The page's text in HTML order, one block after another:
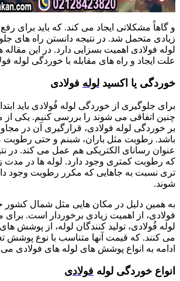
و گاهاً مشکلاتی ایجاد می کند. که باید برای
زیادی متحمل شد. در نتیجه دانستن راه های
لوله فولادی اهمیت بسزایی دارد. در این مقاله
علت ایجاد و راه های مقابله با خوردگی لوله
خوردگی یا اکسید لوله فولادی
برای جلوگیری از خوردگی لوله فُولادی باید
چنین اتفاقی می شوند را بررسی کنیم. یکی از
بر خوردگی لوله فولادی، قرارگیری آن در
باشد. رطوبت مثل باران، شبنم و حتی رطوبت
عنوان رسانای الکتریکی هم عمل می کند. در
که رطوبت کمتری وجود دارد. لوله ها در مدت
تری نسبت به جاهایی که مکرر رطوبت وجود
شوند.
به همین دلیل در مکان هایی مثل شمال کشور
فولادی، از اهمیت زیادی برخوردار است. برای
لوله فُولادی، تولید کنندگان لوله، از پوشش
می کنند. که قیمت آنها متناسب با نوع پوشش
ادامه به انواع پوشش های لوله های فولادی می
انواع خوردگی لوله فولادی